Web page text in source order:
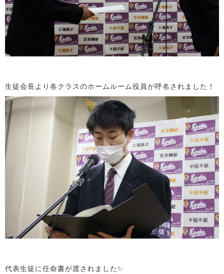
生徒会長より各クラスのホームルーム役員が呼名されました！
代表生徒に任命書が渡されました✨